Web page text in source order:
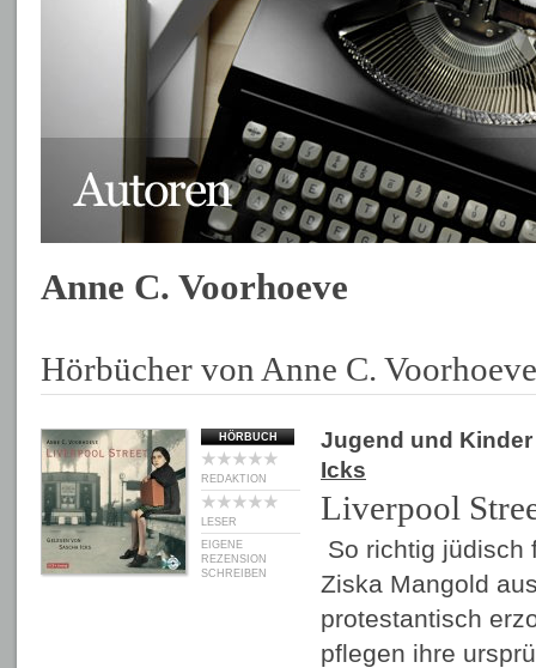
Anne C. Voorhoeve
Hörbücher von Anne C. Voorhoeve
HÖRBUCH
REDAKTION
LESER
EIGENE
REZENSION
SCHREIBEN
Jugend und Kinder
Icks
Liverpool
So richtig jüdisch
Ziska Mangold
protestantisch
pflegen ihre